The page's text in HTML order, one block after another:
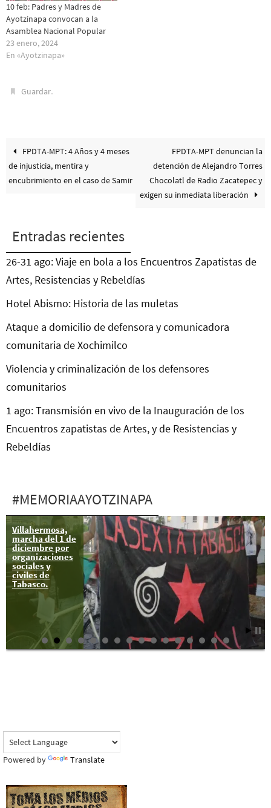
10 feb: Padres y Madres de
Ayotzinapa convocan a la
Asamblea Nacional Popular
23 enero, 2024
En «Ayotzinapa»
Guardar.
FPDTA-MPT: 4 Años y 4 meses
de injusticia, mentira y
encubrimiento en el caso de Samir
FPDTA-MPT denuncian la
detención de Alejandro Torres
Chocolatl de Radio Zacatepec y
exigen su inmediata liberación
Entradas recientes
26-31 ago: Viaje en bola a los Encuentros Zapatistas de
Artes, Resistencias y Rebeldías
Hotel Abismo: Historia de las muletas
Ataque a domicilio de defensora y comunicadora
comunitaria de Xochimilco
Violencia y criminalización de los defensores
comunitarios
1 ago: Transmisión en vivo de la Inauguración de los
Encuentros zapatistas de Artes, y de Resistencias y
Rebeldías
#MEMORIAAYOTZINAPA
Villahermosa,
marcha del 1 de
diciembre por
organizaciones
sociales y
civiles de
Tabasco.
Powered by Translate